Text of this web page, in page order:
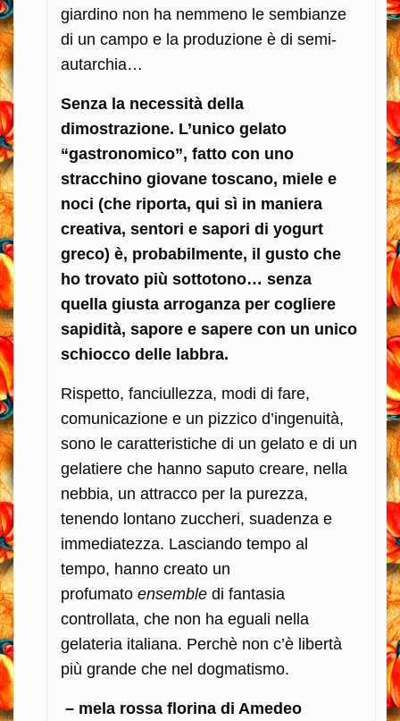
giardino non ha nemmeno le sembianze
di un campo e la produzione è di semi-
autarchia…
Senza la necessità della
dimostrazione. L’unico gelato
“gastronomico”, fatto con uno
stracchino giovane toscano, miele e
noci (che riporta, qui sì in maniera
creativa, sentori e sapori di yogurt
greco) è, probabilmente, il gusto che
ho trovato più sottotono… senza
quella giusta arroganza per cogliere
sapidità, sapore e sapere con un unico
schiocco delle labbra.
Rispetto, fanciullezza, modi di fare,
comunicazione e un pizzico d’ingenuità,
sono le caratteristiche di un gelato e di un
gelatiere che hanno saputo creare, nella
nebbia, un attracco per la purezza,
tenendo lontano zuccheri, suadenza e
immediatezza. Lasciando tempo al
tempo, hanno creato un
profumato ensemble di fantasia
controllata, che non ha eguali nella
gelateria italiana. Perchè non c’è libertà
più grande che nel dogmatismo.
– mela rossa florina di Amedeo